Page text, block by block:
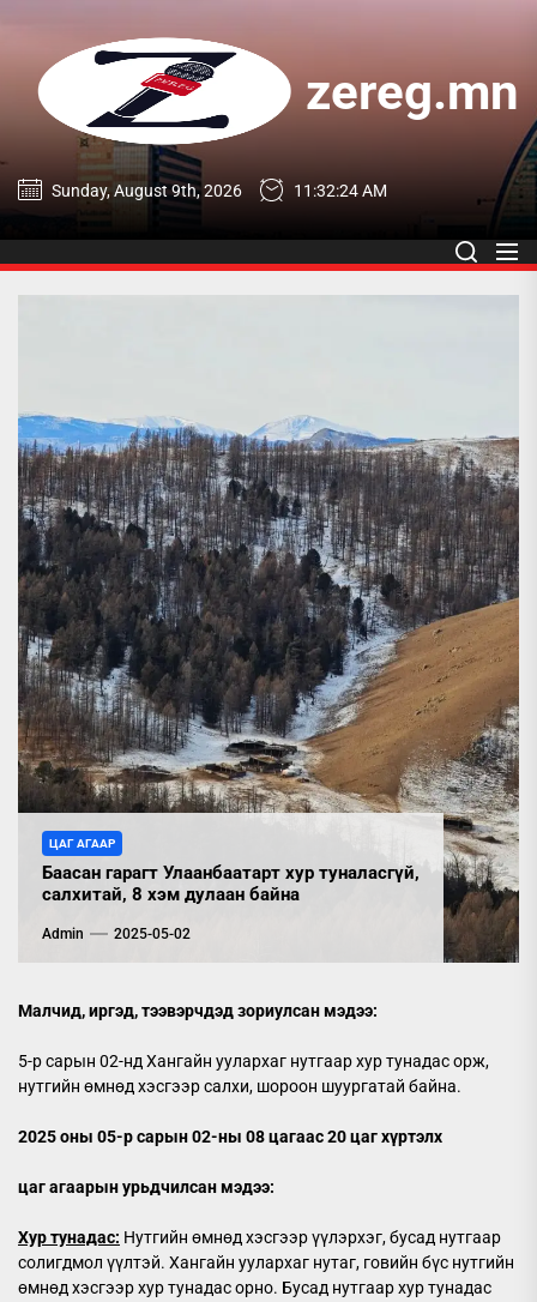
content
zereg.mn
zereg.mn
Sunday, August 9th, 2026 11:32:25 AM
ЦАГ АГААР
Баасан гарагт Улаанбаатарт хур туналасгүй,
салхитай, 8 хэм дулаан байна
Admin 2025-05-02
Малчид, иргэд, тээвэрчдэд зориулсан мэдээ:
5-р сарын 02-нд Хангайн уулархаг нутгаар хур тунадас орж,
нутгийн өмнөд хэсгээр салхи, шороон шуургатай байна.
2025 оны 05-р сарын 02-ны 08 цагаас 20 цаг хүртэлх
цаг агаарын урьдчилсан мэдээ:
Хур тунадас: Нутгийн өмнөд хэсгээр үүлэрхэг, бусад нутгаар
солигдмол үүлтэй. Хангайн уулархаг нутаг, говийн бүс нутгийн
өмнөд хэсгээр хур тунадас орно. Бусад нутгаар хур тунадас